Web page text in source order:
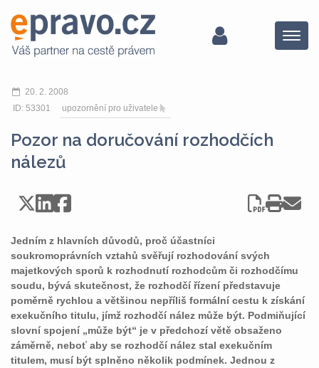
Menu
20. 2. 2008
ID: 53301
upozornění pro uživatele
Pozor na doručování rozhodčích
nálezů
Jedním z hlavních důvodů, proč účastníci
soukromoprávních vztahů svěřují rozhodování svých
majetkových sporů k rozhodnutí rozhodcům či rozhodčímu
soudu, bývá skutečnost, že rozhodčí řízení představuje
poměrně rychlou a většinou nepříliš formální cestu k získání
exekučního titulu, jímž rozhodčí nález může být. Podmiňující
slovní spojení „může být“ je v předchozí větě obsaženo
záměrně, neboť aby se rozhodčí nález stal exekučním
titulem, musí být splněno několik podmínek. Jednou z